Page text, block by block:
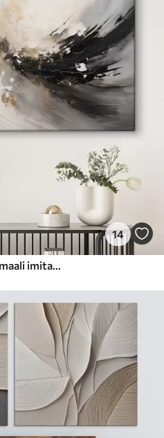
14
Abstraktne kompositsioon, maali imitatsioon